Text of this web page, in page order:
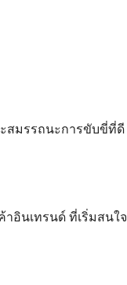
สมรรถนะการขับขี่ที่ดี
อินเทรนด์ ที่เริ่มสนใจ